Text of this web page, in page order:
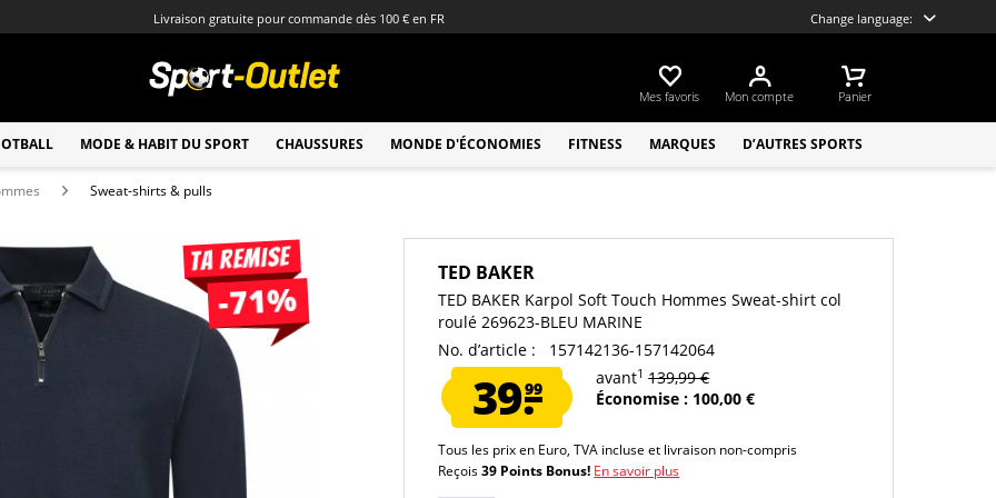
Livraison gratuite pour commande dès 100 € en FR Change language:
Mes favoris Mon compte Panier
MODE & HABIT DU SPORT CHAUSSURES MONDE D'ÉCONOMIES FITNESS MARQUES D’AUTRES SPORTS
Sweat-shirts & pulls
Ta remise
-71%
TED BAKER
TED BAKER Karpol Soft Touch Hommes Sweat-shirt col
roulé 269623-BLEU MARINE
No. d’article :
157142136-157142064
39.99
avant1 139,99 €
Économise : 100,00 €
Tous les prix en Euro, TVA incluse et livraison non-compris
Reçois39 Points Bonus! En savoir plus